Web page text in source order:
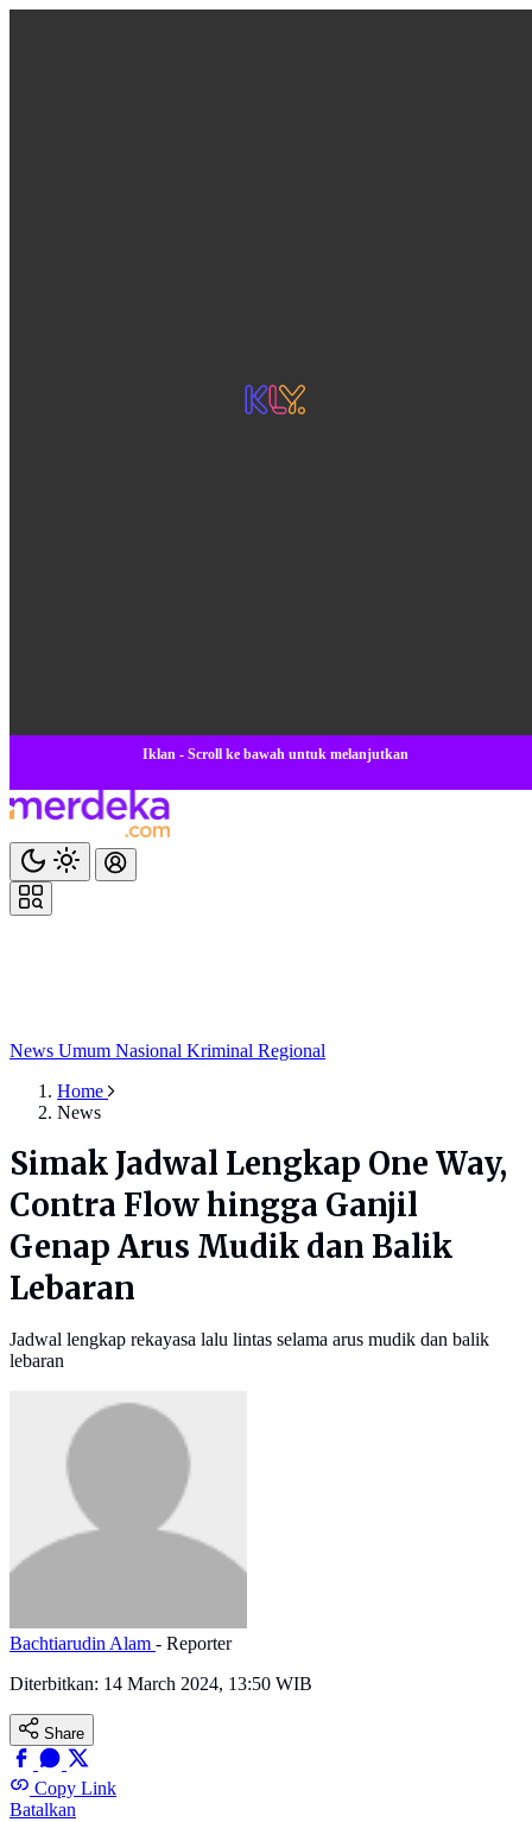
Iklan - Scroll ke bawah untuk melanjutkan
News Umum Nasional Kriminal Regional
Home
News
Simak Jadwal Lengkap One Way,
Contra Flow hingga Ganjil
Genap Arus Mudik dan Balik
Lebaran
Jadwal lengkap rekayasa lalu lintas selama arus mudik dan balik
lebaran
Bachtiarudin Alam - Reporter
Diterbitkan: 14 March 2024, 13:50 WIB
Share
Copy Link
Batalkan